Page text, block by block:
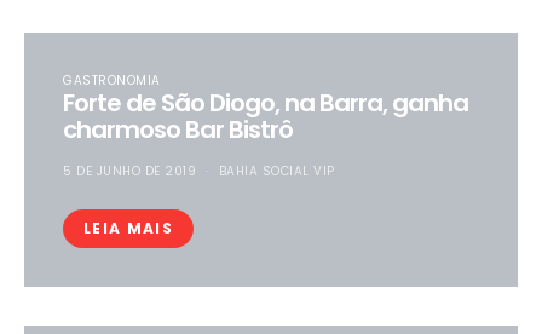
GASTRONOMIA
Forte de São Diogo, na Barra, ganha
charmoso Bar Bistrô
5 DE JUNHO DE 2019 BAHIA SOCIAL VIP
LEIA MAIS